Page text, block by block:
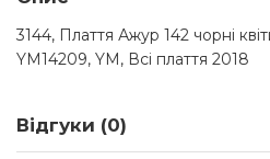
3144, Плаття Ажур 142 чорні
YM14209, YM, Всі плаття 2018
Відгуки (0)